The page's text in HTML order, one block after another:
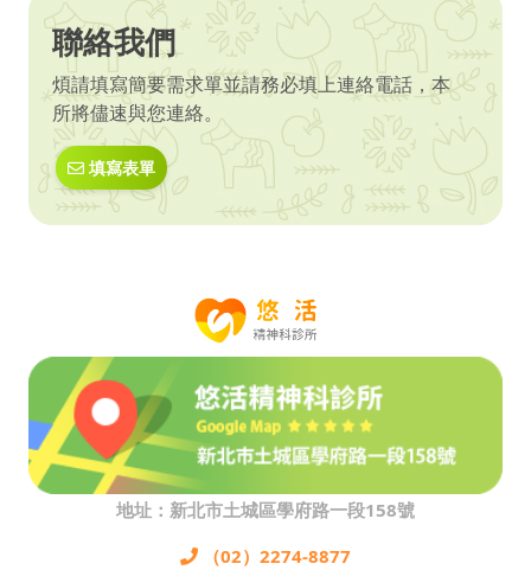
聯絡我們
煩請填寫簡要需求單並請務必填上連絡電話，本
所將儘速與您連絡。
填寫表單
地址：新北市土城區學府路一段158號
（02）2274-8877